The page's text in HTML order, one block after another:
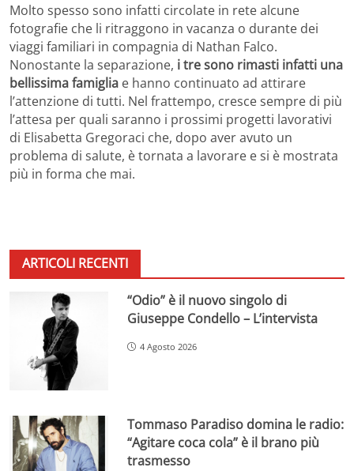
Molto spesso sono infatti circolate in rete alcune
fotografie che li ritraggono in vacanza o durante dei
viaggi familiari in compagnia di Nathan Falco.
Nonostante la separazione, i tre sono rimasti infatti una
bellissima famiglia e hanno continuato ad attirare
l’attenzione di tutti. Nel frattempo, cresce sempre di più
l’attesa per quali saranno i prossimi progetti lavorativi
di Elisabetta Gregoraci che, dopo aver avuto un
problema di salute, è tornata a lavorare e si è mostrata
più in forma che mai.
ARTICOLI RECENTI
“Odio” è il nuovo singolo di
Giuseppe Condello – L’intervista
4 Agosto 2026
Tommaso Paradiso domina le radio:
“Agitare coca cola” è il brano più
trasmesso